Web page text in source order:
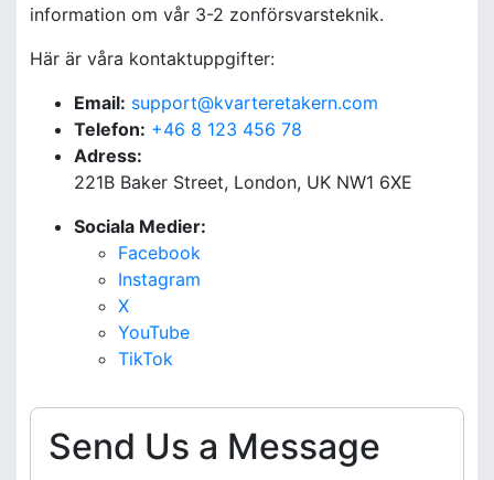
information om vår 3-2 zonförsvarsteknik.
Här är våra kontaktuppgifter:
Email: support@kvarteretakern.com
Telefon: +46 8 123 456 78
Adress:
221B Baker Street, London, UK NW1 6XE
Sociala Medier:
Facebook
Instagram
X
YouTube
TikTok
Send Us a Message